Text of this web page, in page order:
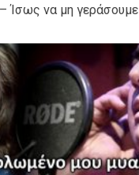
Ίσως να μη γεράσουμε